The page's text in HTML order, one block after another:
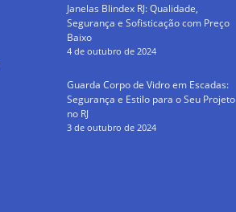
Janelas Blindex RJ: Qualidade,
Segurança e Sofisticação com Preço
Baixo
4 de outubro de 2024
Guarda Corpo de Vidro em Escadas:
Segurança e Estilo para o Seu Projeto
no RJ
3 de outubro de 2024